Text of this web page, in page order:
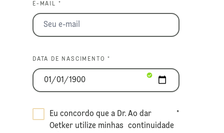
E-MAIL *
DATA DE NASCIMENTO *
Eu concordo que a Dr.
Oetker utilize minhas
Ao dar
continuidade
*